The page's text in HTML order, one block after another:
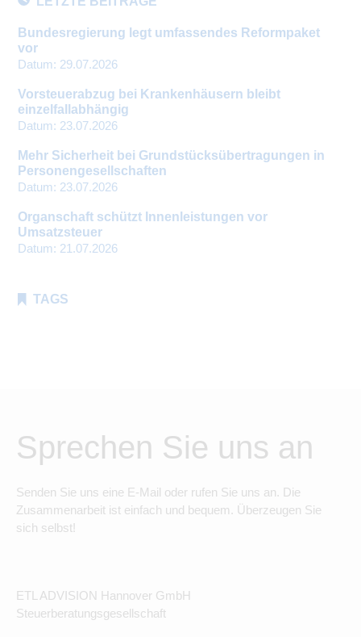
Bundesregierung legt umfassendes Reformpaket
vor
Datum: 29.07.2026
Vorsteuerabzug bei Krankenhäusern bleibt
einzelfallabhängig
Datum: 23.07.2026
Mehr Sicherheit bei Grundstücksübertragungen in
Personengesellschaften
Datum: 23.07.2026
Organschaft schützt Innenleistungen vor
Umsatzsteuer
Datum: 21.07.2026
TAGS
Sprechen Sie uns an
Senden Sie uns eine E-Mail oder rufen Sie uns an. Die
Zusammenarbeit ist einfach und bequem. Überzeugen Sie
sich selbst!
ETL ADVISION Hannover GmbH
Steuerberatungsgesellschaft